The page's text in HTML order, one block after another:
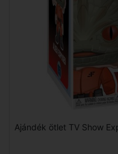
Ajándék ötlet TV Show